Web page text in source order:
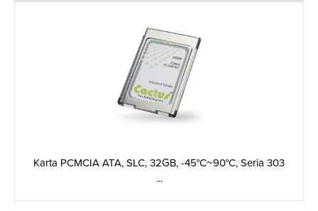
Karta PCMCIA ATA, SLC, 32GB, -45°C~90°C, Seria 303
...